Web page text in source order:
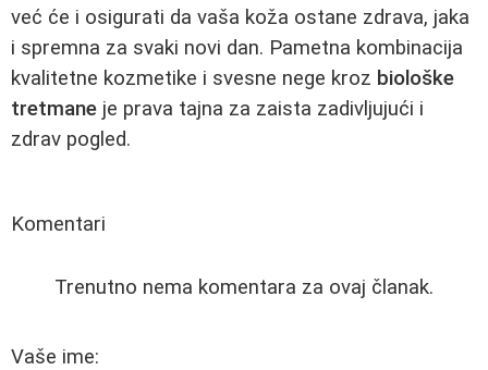
već će i osigurati da vaša koža ostane zdrava, jaka
i spremna za svaki novi dan. Pametna kombinacija
kvalitetne kozmetike i svesne nege kroz biološke
tretmane je prava tajna za zaista zadivljujući i
zdrav pogled.
Komentari
Trenutno nema komentara za ovaj članak.
Vaše ime: